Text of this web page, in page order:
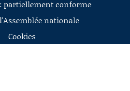
partiellement conforme
nationale
Cookies